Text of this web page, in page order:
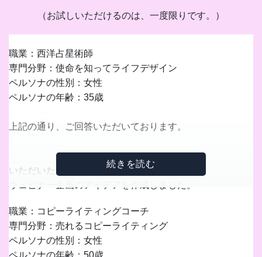
（お試しいただけるのは、一度限りです。）
職業：西洋占星術師
専門分野：使命を知ってライフデザイン
ペルソナの性別：女性
ペルソナの年齢：35歳
上記の通り、ご回答いただいております。
いただいた内容をふまえて、
早速ですが、お送りさせていただきますね。
---
職業：コピーライティングコーチ
専門分野：売れるコピーライティング
ペルソナの性別：女性
ペルソナの年齢：50歳